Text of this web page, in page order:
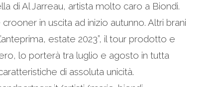
di Al Jarreau, artista molto caro a Biondi.
in uscita ad inizio autunno. Altri brani
estate 2023”, il tour prodotto e
lo porterà tra luglio e agosto in tutta
di assoluta unicità.